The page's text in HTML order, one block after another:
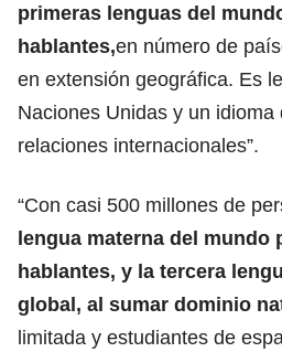
primeras lenguas del
hablantes,en número de
en extensión geográfica. Es
Naciones Unidas y un
relaciones internacionales”.
“Con casi 500 millones de
lengua materna del mundo
hablantes, y la tercera
global, al sumar dominio
limitada y estudiantes de